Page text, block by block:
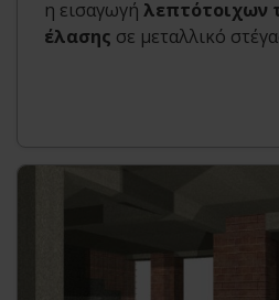
η εισαγωγή λεπτότοιχων
έλασης σε μεταλλικό